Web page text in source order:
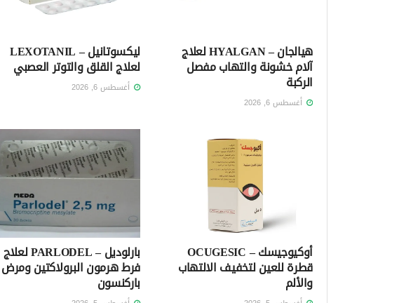
هيالجان – HYALGAN لعلاج
آلام خشونة والتهاب مفصل
الركبة
أغسطس 6, 2026
ليكسوتانيل – LEXOTANIL
لعلاج القلق والتوتر العصبي
أغسطس 6, 2026
أوكيوجيسك – OCUGESIC
قطرة للعين لتخفيف الالتهاب
والألم
بارلوديل – PARLODEL لعلاج
فرط هرمون البرولاكتين ومرض
باركنسون